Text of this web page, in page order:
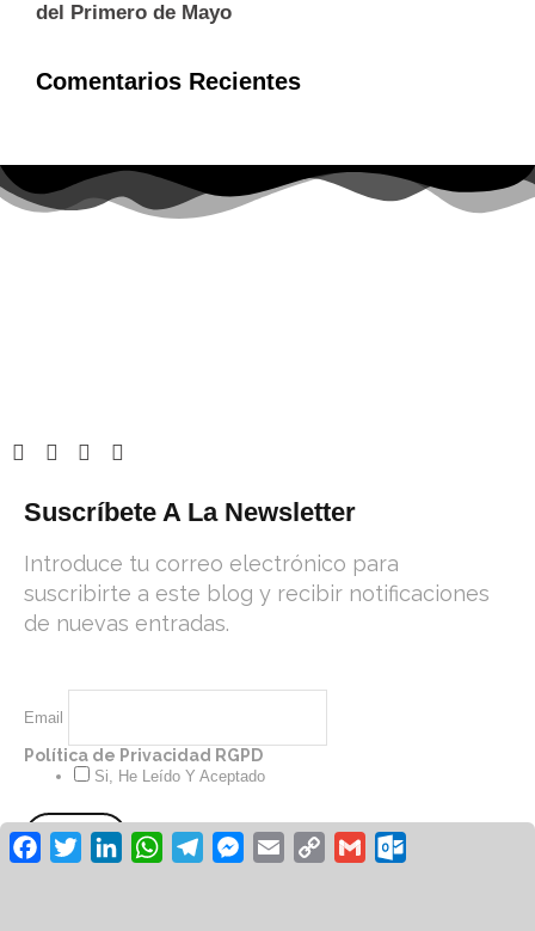
del Primero de Mayo
Comentarios Recientes
Suscríbete A La Newsletter
Introduce tu correo electrónico para
suscribirte a este blog y recibir notificaciones
de nuevas entradas.
Email
Política de Privacidad RGPD
Si, He Leído Y Aceptado
Facebook
TwitterLinkedInWhatsApp
Telegram
Messenger
EmailCopy
Link
Gmail